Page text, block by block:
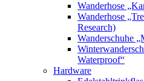
Wanderhose
Wanderhose
Research)
Wanderschuhe
Waterproof“
Hardware